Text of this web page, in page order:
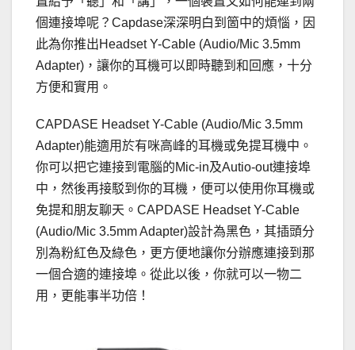
個連接埠呢？Capdase深深明白到箇中的煩惱，因
此為你推出Headset Y-Cable (Audio/Mic 3.5mm
Adapter)，讓你的耳機可以即時聽到和回應，十分
方便和實用。
CAPDASE Headset Y-Cable (Audio/Mic 3.5mm
Adapter)能適用於有咪高峰的耳機或免提耳機中。
你可以把它連接到電腦的Mic-in及Autio-out連接埠
中，然後再接駁到你的耳機，便可以使用你耳機或
免提和朋友聊天。CAPDASE Headset Y-Cable
(Audio/Mic 3.5mm Adapter)設計為黑色，其插頭分
別為粉紅色及綠色，更方便地讓你分辦應連接到那
一個合適的連接埠。從此以後，你就可以一物二
用，更能事半功倍！